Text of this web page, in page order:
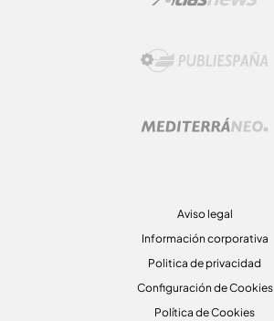
Aviso legal
Información corporativa
Politica de privacidad
Configuración de Cookies
Política de Cookies